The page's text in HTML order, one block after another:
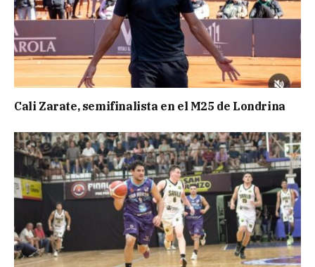
Cali Zarate, semifinalista en el M25 de Londrina